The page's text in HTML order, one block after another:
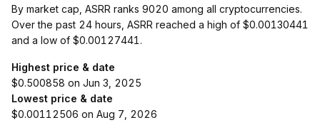
By market cap, ASRR ranks 9020 among all cryptocurrencies.
Over the past 24 hours, ASRR reached a high of $0.00130441
and a low of $0.00127441.
Highest price & date
$0.500858 on Jun 3, 2025
Lowest price & date
$0.00112506 on Aug 7, 2026